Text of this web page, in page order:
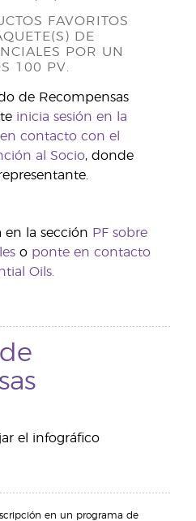
FAVORITOS
DE
POR UN
100 PV.
de Recompensas
inicia sesión en la
contacto con el
al Socio, donde
en la sección PF sobre
o ponte en contacto
Oils.
el infográfico
en un programa de